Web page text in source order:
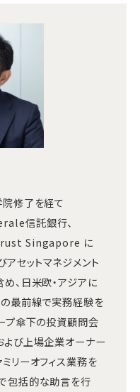
院修了を経て
信託銀行、
Singapore に
アセットマネジメント
、日米欧・アジアに
最前線で実務経験を
プ傘下の投資顧問会
よび上場企業オーナー
リーオフィス業務を
包括的な助言を行